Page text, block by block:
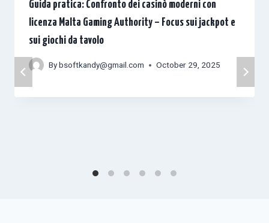
Guida pratica: Confronto dei casinò moderni con
licenza Malta Gaming Authority – Focus sui jackpot e
sui giochi da tavolo
Bybsoftkandy@gmail.com October 29, 2025